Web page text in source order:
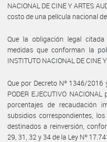
NACIONAL DE CINE Y ARTES
costo de una película nacional
Que la obligación legal
medidas que conforman la
INSTITUTO NACIONAL DE CINE
Que por Decreto Nº 1346/
PODER EJECUTIVO
porcentajes de recaudación
subsidios correspondientes,
destinados a reinversión,
29, 31, 32 y 34 de la Ley Nº